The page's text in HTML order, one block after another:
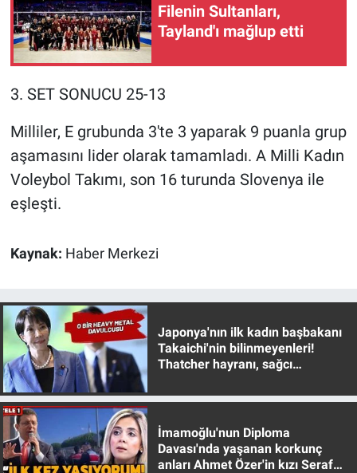
Filenin Sultanları,
Tayland'ı mağlup etti
3. SET SONUCU 25-13
Milliler, E grubunda 3'te 3 yaparak 9 puanla grup
aşamasını lider olarak tamamladı. A Milli Kadın
Voleybol Takımı, son 16 turunda Slovenya ile
eşleşti.
Kaynak: Haber Merkezi
Japonya'nın ilk kadın başbakanı
Takaichi'nin bilinmeyenleri!
Thatcher hayranı, sağcı
İmamoğlu'nun Diploma
Davası'nda yaşanan korkunç
anları Ahmet Özer'in kızı Seraf
Popüler
Programlar
Sağlık
Spor
Teknoloji
Türkiye'nin Geleceği
Türkiye'nin Gündemi
Yerel Yaşam
Canlı Yayın